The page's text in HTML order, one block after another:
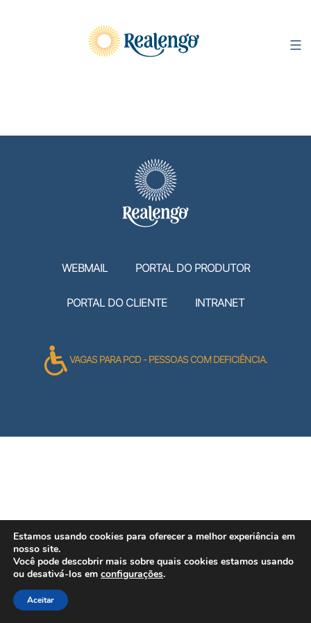
WEBMAIL PORTAL DO PRODUTOR
PORTAL DO CLIENTE INTRANET
VAGAS PARA PCD - PESSOAS COM DEFICIÊNCIA.
Estamos usando cookies para oferecer a melhor experiência em
nosso site.
Você pode descobrir mais sobre quais cookies estamos usando
ou desativá-los em configurações.
Aceitar